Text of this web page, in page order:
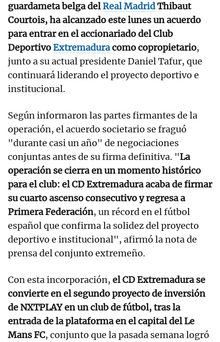
guardameta belga delReal MadridThibaut
Courtois, ha alcanzado este lunes un acuerdo
para entrar en el accionariado del Club
DeportivoExtremaduracomo copropietario,
junto a su actual presidente Daniel Tafur, que
continuará liderando el proyecto deportivo e
institucional.
Según informaron las partes firmantes de la
operación, el acuerdo societario se fraguó
"durante casi un año" de negociaciones
conjuntas antes de su firma definitiva. "La
operación se cierra en un momento histórico
para el club: el CD Extremadura acaba de firmar
su cuarto ascenso consecutivo y regresa a
Primera Federación, un récord en el fútbol
español que confirma la solidez del proyecto
deportivo e institucional", afirmó la nota de
prensa del conjunto extremeño.
Con esta incorporación, el CD Extremadura se
convierte en el segundo proyecto de inversión
de NXTPLAY en un club de fútbol, tras la
entrada de la plataforma en el capital del Le
Mans FC, conjunto que la pasada semana logró